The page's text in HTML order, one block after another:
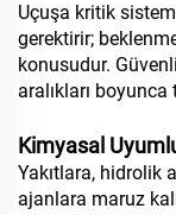
Uçuşa kritik
gerektirir;
konusudur.
aralıkları
Kimyasal
Yakıtlara, hidrolik
ajanlara maruz